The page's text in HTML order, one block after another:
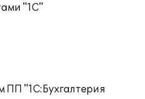
"1С"
ПП "1С:Бухгалтерия